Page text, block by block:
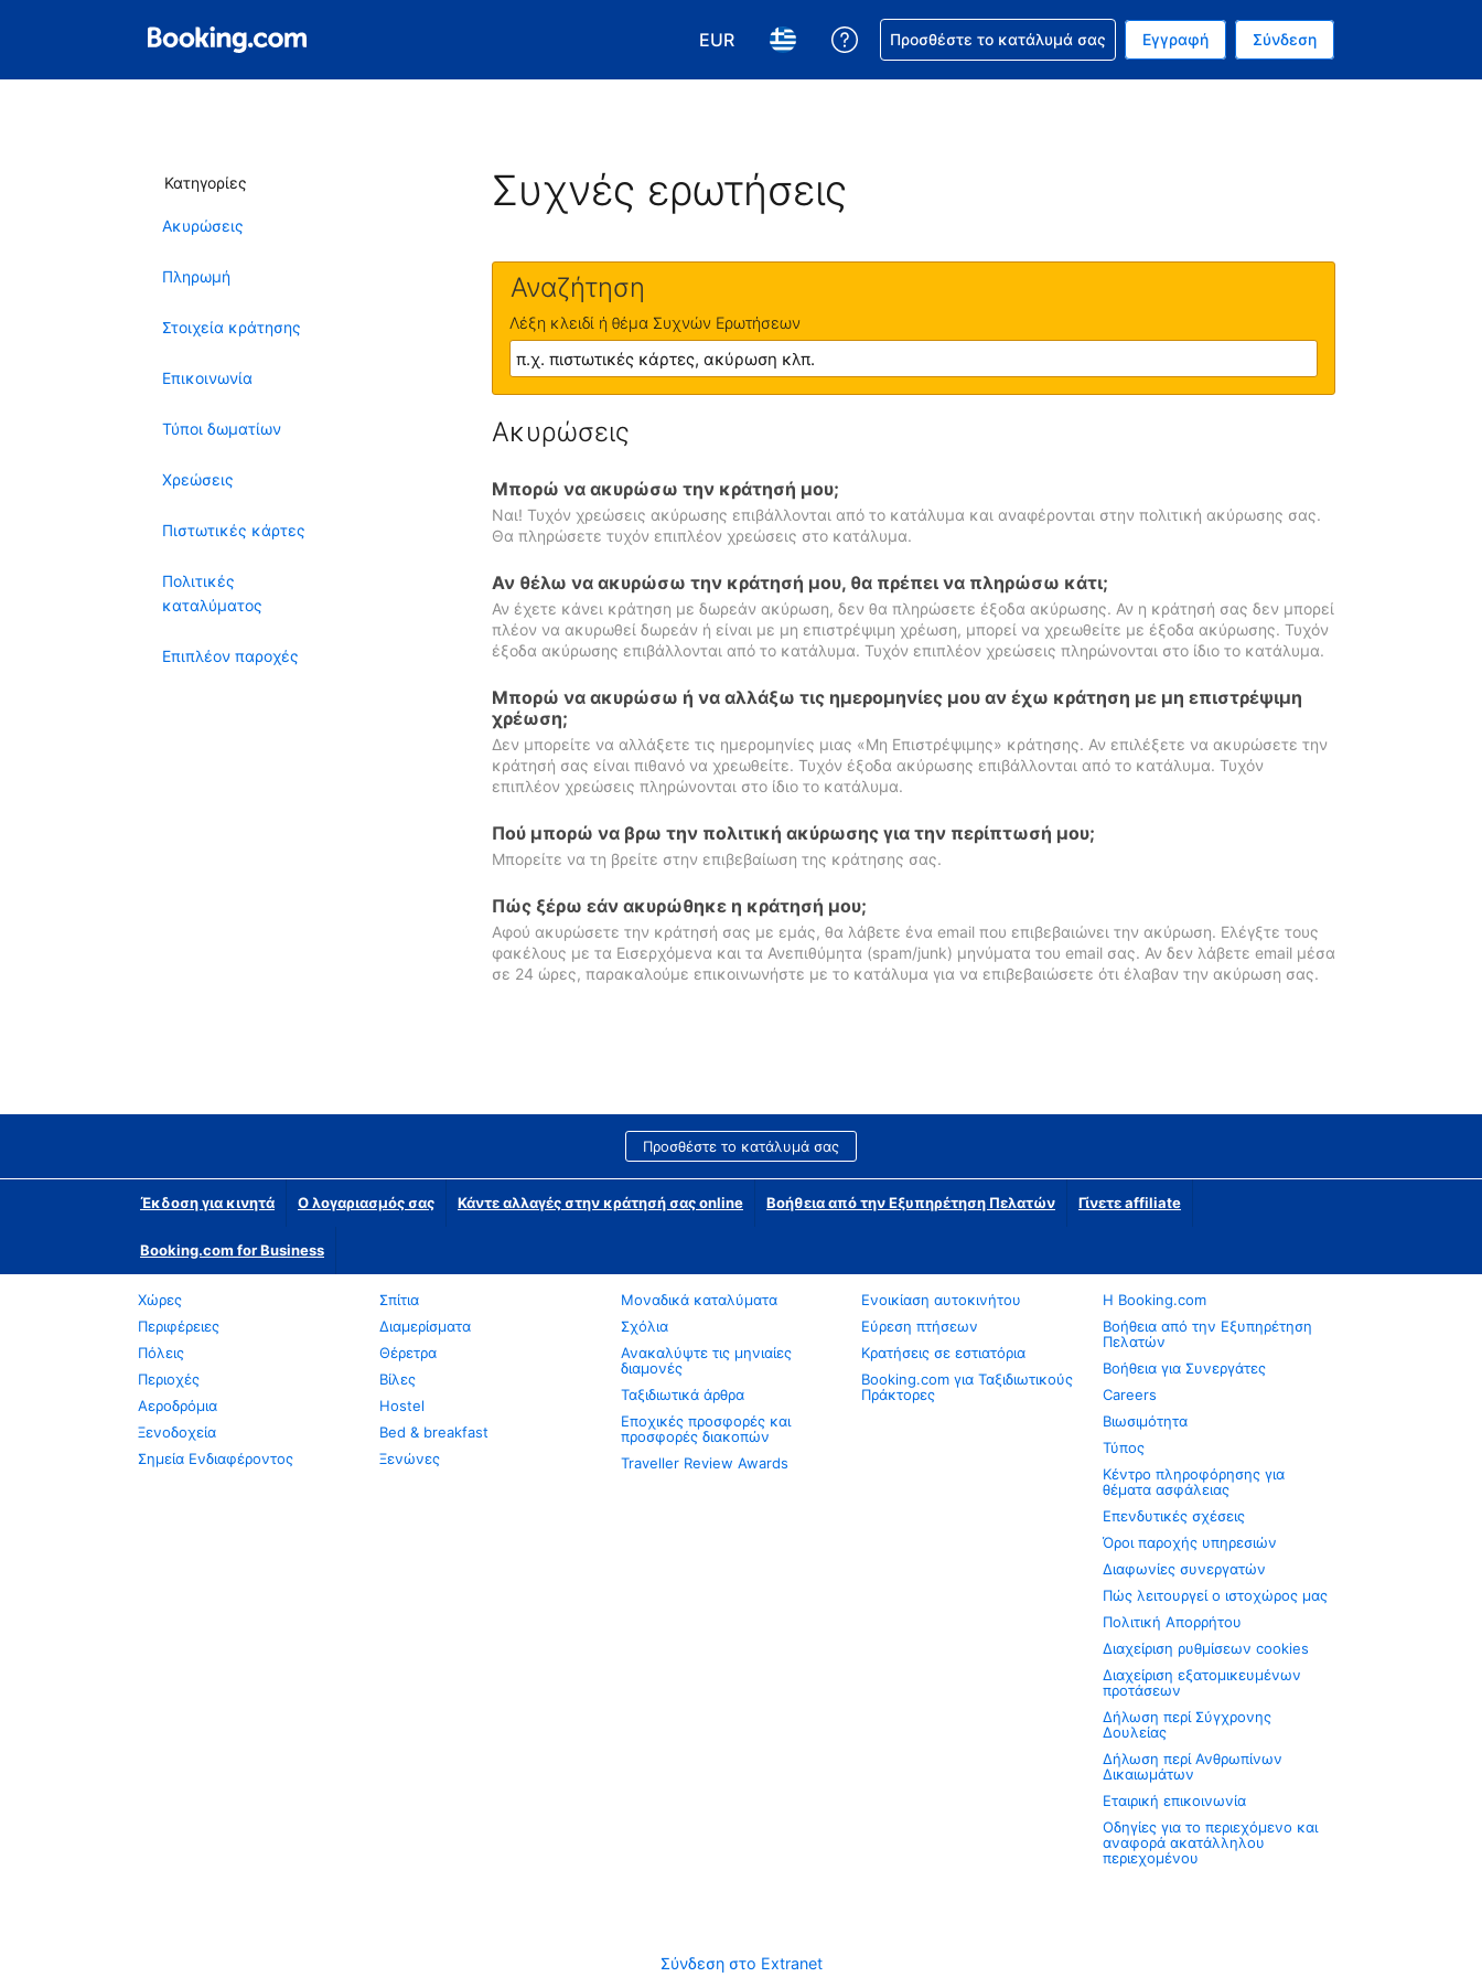
EUR
Επιλέξτε το νόμισμά σας. Το τωρινό σας νόμισμα είναι Ευρώ
Επιλέξτε τη γλώσσα σας. Η τωρινή σας γλώσσα είναι τα Ελληνικά
Βοήθεια για την κράτησή σας
Προσθέστε το κατάλυμά σας Εγγραφή Σύνδεση
Κατηγορίες
Ακυρώσεις
Πληρωμή
Στοιχεία κράτησης
Επικοινωνία
Τύποι δωματίων
Χρεώσεις
Πιστωτικές κάρτες
Πολιτικές
καταλύματος
Επιπλέον παροχές
Συχνές ερωτήσεις
Αναζήτηση
Λέξη κλειδί ή θέμα Συχνών Ερωτήσεων
Ακυρώσεις
Μπορώ να ακυρώσω την κράτησή μου;
Ναι! Τυχόν χρεώσεις ακύρωσης επιβάλλονται από το κατάλυμα και αναφέρονται στην πολιτική ακύρωσης σας.
Θα πληρώσετε τυχόν επιπλέον χρεώσεις στο κατάλυμα.
Αν θέλω να ακυρώσω την κράτησή μου, θα πρέπει να πληρώσω κάτι;
Αν έχετε κάνει κράτηση με δωρεάν ακύρωση, δεν θα πληρώσετε έξοδα ακύρωσης. Αν η κράτησή σας δεν μπορεί
πλέον να ακυρωθεί δωρεάν ή είναι με μη επιστρέψιμη χρέωση, μπορεί να χρεωθείτε με έξοδα ακύρωσης. Τυχόν
έξοδα ακύρωσης επιβάλλονται από το κατάλυμα. Τυχόν επιπλέον χρεώσεις πληρώνονται στο ίδιο το κατάλυμα.
Μπορώ να ακυρώσω ή να αλλάξω τις ημερομηνίες μου αν έχω κράτηση με μη επιστρέψιμη
χρέωση;
Δεν μπορείτε να αλλάξετε τις ημερομηνίες μιας «Μη Επιστρέψιμης» κράτησης. Αν επιλέξετε να ακυρώσετε την
κράτησή σας είναι πιθανό να χρεωθείτε. Τυχόν έξοδα ακύρωσης επιβάλλονται από το κατάλυμα. Τυχόν
επιπλέον χρεώσεις πληρώνονται στο ίδιο το κατάλυμα.
Πού μπορώ να βρω την πολιτική ακύρωσης για την περίπτωσή μου;
Μπορείτε να τη βρείτε στην επιβεβαίωση της κράτησης σας.
Πώς ξέρω εάν ακυρώθηκε η κράτησή μου;
Αφού ακυρώσετε την κράτησή σας με εμάς, θα λάβετε ένα email που επιβεβαιώνει την ακύρωση. Ελέγξτε τους
φακέλους με τα Εισερχόμενα και τα Ανεπιθύμητα (spam/junk) μηνύματα του email σας. Αν δεν λάβετε email μέσα
σε 24 ώρες, παρακαλούμε επικοινωνήστε με το κατάλυμα για να επιβεβαιώσετε ότι έλαβαν την ακύρωση σας.
Προσθέστε το κατάλυμά σας
Έκδοση για κινητά Ο λογαριασμός σας Κάντε αλλαγές στην κράτησή σας online Βοήθεια από την Εξυπηρέτηση Πελατών Γίνετε affiliate
Booking.com for Business
Χώρες
Περιφέρειες
Πόλεις
Περιοχές
Αεροδρόμια
Ξενοδοχεία
Σημεία Ενδιαφέροντος
Σπίτια
Διαμερίσματα
Θέρετρα
Βίλες
Hostel
Bed & breakfast
Ξενώνες
Μοναδικά καταλύματα
Σχόλια
Ανακαλύψτε τις μηνιαίες
διαμονές
Ταξιδιωτικά άρθρα
Εποχικές προσφορές και
προσφορές διακοπών
Traveller Review Awards
Ενοικίαση αυτοκινήτου
Εύρεση πτήσεων
Κρατήσεις σε εστιατόρια
Booking.com για Ταξιδιωτικούς
Πράκτορες
Η Booking.com
Βοήθεια από την Εξυπηρέτηση
Πελατών
Βοήθεια για Συνεργάτες
Careers
Βιωσιμότητα
Τύπος
Κέντρο πληροφόρησης για
θέματα ασφάλειας
Επενδυτικές σχέσεις
Όροι παροχής υπηρεσιών
Διαφωνίες συνεργατών
Πώς λειτουργεί ο ιστοχώρος μας
Πολιτική Απορρήτου
Διαχείριση ρυθμίσεων cookies
Διαχείριση εξατομικευμένων
προτάσεων
Δήλωση περί Σύγχρονης
Δουλείας
Δήλωση περί Ανθρωπίνων
Δικαιωμάτων
Εταιρική επικοινωνία
Οδηγίες για το περιεχόμενο και
αναφορά ακατάλληλου
περιεχομένου
Σύνδεση στο Extranet